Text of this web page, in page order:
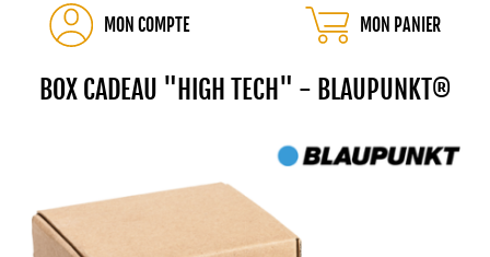
MON COMPTE MON PANIER
BOX CADEAU "HIGH TECH" - BLAUPUNKT®